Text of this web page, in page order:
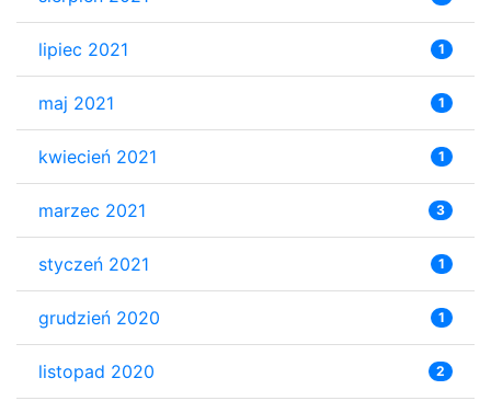
lipiec 2021 1
maj 2021 1
kwiecień 2021 1
marzec 2021 3
styczeń 2021 1
grudzień 2020 1
listopad 2020 2